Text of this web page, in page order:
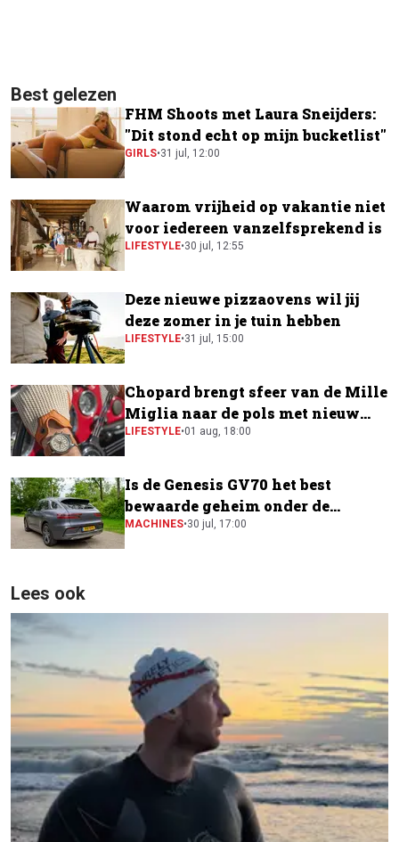
Best gelezen
FHM Shoots met Laura Sneijders:
"Dit stond echt op mijn bucketlist"
GIRLS•31 jul, 12:00
Waarom vrijheid op vakantie niet
voor iedereen vanzelfsprekend is
LIFESTYLE•30 jul, 12:55
Deze nieuwe pizzaovens wil jij
deze zomer in je tuin hebben
LIFESTYLE•31 jul, 15:00
Chopard brengt sfeer van de Mille
Miglia naar de pols met nieuw
horloge
LIFESTYLE•01 aug, 18:00
Is de Genesis GV70 het best
bewaarde geheim onder de
elektrische SUV's?
MACHINES•30 jul, 17:00
Lees ook